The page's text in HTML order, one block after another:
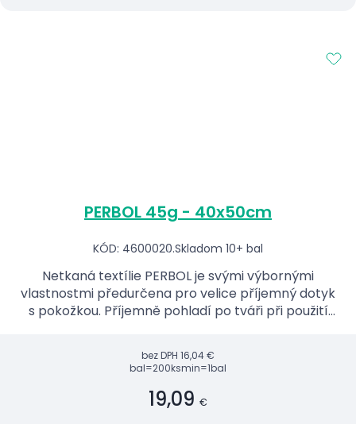
PERBOL 45g - 40x50cm
KÓD: 4600020.Skladom 10+ bal
Netkaná textílie PERBOL je svými výbornými
vlastnostmi předurčena pro velice příjemný dotyk
s pokožkou. Příjemně pohladí po tváři při použití
bez DPH 16,04 €
bal=200ksmin=1bal
19,09 €